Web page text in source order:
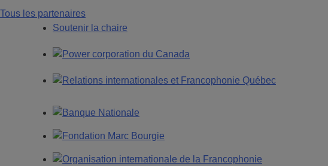
Tous les partenaires
Soutenir la chaire